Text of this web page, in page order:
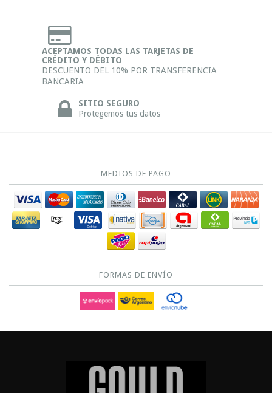
ACEPTAMOS TODAS LAS TARJETAS DE
CRÉDITO Y DÉBITO
DESCUENTO DEL 10% POR TRANSFERENCIA
BANCARIA
SITIO SEGURO
Protegemos tus datos
MEDIOS DE PAGO
FORMAS DE ENVÍO